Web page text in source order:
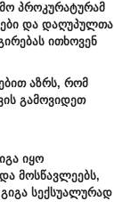
პროკურატურამ
და დაღუპულთა
ითხოვენ
აზრს, რომ
გამოვიდეთ
იყო
მოსწავლეებს,
სექსუალურად